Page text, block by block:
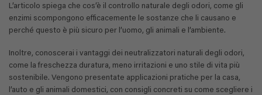
L’articolo spiega che cos’è il controllo naturale degli odori, come gli
enzimi scompongono efficacemente le sostanze che li causano e
perché questo è più sicuro per l’uomo, gli animali e l’ambiente.
Inoltre, conoscerai i vantaggi dei neutralizzatori naturali degli odori,
come la freschezza duratura, meno irritazioni e uno stile di vita più
sostenibile. Vengono presentate applicazioni pratiche per la casa,
l’auto e gli animali domestici, con consigli concreti su come scegliere i